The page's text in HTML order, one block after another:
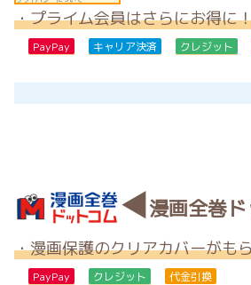
・プライム会員はさらにお得に
PayPay キャリア決済 クレジット
◀漫画全巻
・漫画保護のクリアカバーがも
PayPay クレジット 代金引換